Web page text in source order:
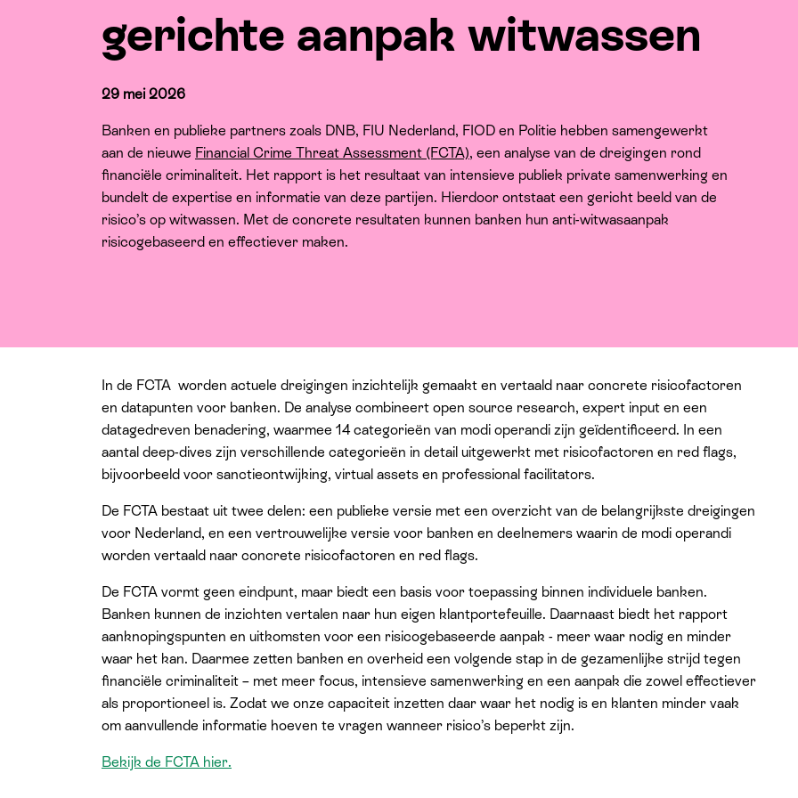
gerichte aanpak witwassen
29 mei 2026
Banken en publieke partners zoals DNB, FIU Nederland, FIOD en Politie hebben samengewerkt
aan de nieuwe Financial Crime Threat Assessment (FCTA), een analyse van de dreigingen rond
financiële criminaliteit. Het rapport is het resultaat van intensieve publiek private samenwerking en
bundelt de expertise en informatie van deze partijen. Hierdoor ontstaat een gericht beeld van de
risico’s op witwassen. Met de concrete resultaten kunnen banken hun anti-witwasaanpak
risicogebaseerd en effectiever maken.
In de FCTA worden actuele dreigingen inzichtelijk gemaakt en vertaald naar concrete risicofactoren
en datapunten voor banken. De analyse combineert open source research, expert input en een
datagedreven benadering, waarmee 14 categorieën van modi operandi zijn geïdentificeerd. In een
aantal deep-dives zijn verschillende categorieën in detail uitgewerkt met risicofactoren en red flags,
bijvoorbeeld voor sanctieontwijking, virtual assets en professional facilitators.
De FCTA bestaat uit twee delen: een publieke versie met een overzicht van de belangrijkste dreigingen
voor Nederland, en een vertrouwelijke versie voor banken en deelnemers waarin de modi operandi
worden vertaald naar concrete risicofactoren en red flags.
De FCTA vormt geen eindpunt, maar biedt een basis voor toepassing binnen individuele banken.
Banken kunnen de inzichten vertalen naar hun eigen klantportefeuille. Daarnaast biedt het rapport
aanknopingspunten en uitkomsten voor een risicogebaseerde aanpak - meer waar nodig en minder
waar het kan. Daarmee zetten banken en overheid een volgende stap in de gezamenlijke strijd tegen
financiële criminaliteit – met meer focus, intensieve samenwerking en een aanpak die zowel effectiever
als proportioneel is. Zodat we onze capaciteit inzetten daar waar het nodig is en klanten minder vaak
om aanvullende informatie hoeven te vragen wanneer risico’s beperkt zijn.
Bekijk de FCTA hier.